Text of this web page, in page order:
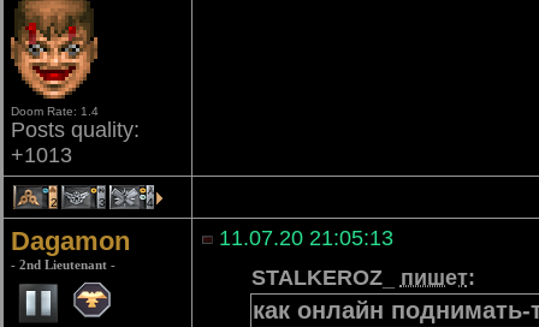
Doom Rate: 1.4
Posts quality:
+1013
2 3 4
Dagamon
- 2nd Lieutenant -
11.07.20 21:05:13
STALKEROZ_ пишет:
как онлайн